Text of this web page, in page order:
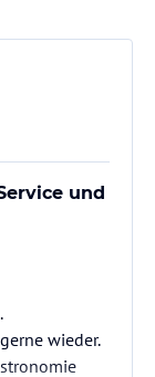
und
wieder.